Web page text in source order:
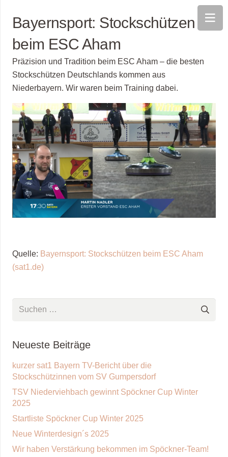
Bayernsport: Stockschützen
beim ESC Aham
Präzision und Tradition beim ESC Aham – die besten
Stockschützen Deutschlands kommen aus
Niederbayern. Wir waren beim Training dabei.
Quelle: Bayernsport: Stockschützen beim ESC Aham
(sat1.de)
Suchen
Neueste Beiträge
kurzer sat1 Bayern TV-Bericht über die
Stockschützinnen vom SV Gumpersdorf
TSV Niederviehbach gewinnt Spöckner Cup Winter
2025
Startliste Spöckner Cup Winter 2025
Neue Winterdesign´s 2025
Wir haben Verstärkung bekommen im Spöckner-Team!